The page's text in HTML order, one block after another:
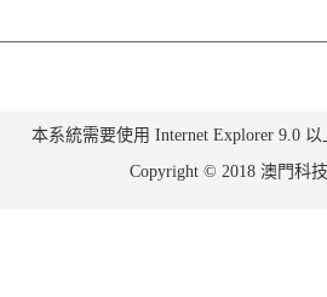
本系統需要使用 Internet Explorer 9.0
Copyright © 2018 澳門科